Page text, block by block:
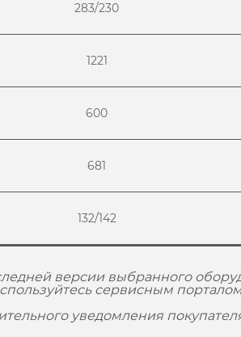
283/230
1221
600
681
132/142
версии выбранного
сервисным
уведомления